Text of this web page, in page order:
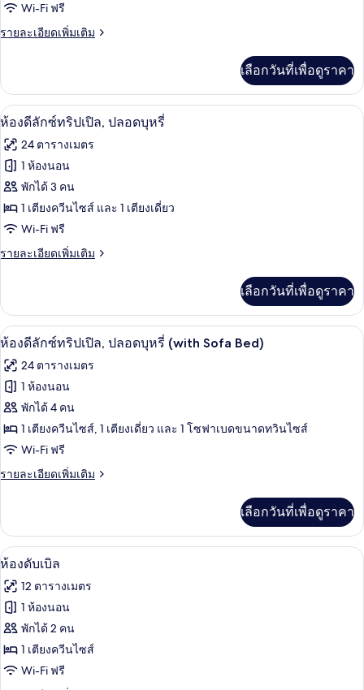
แฟ
มิ
ปลอด
บุหรี่
(Tatami)
Wi-Fi ฟรี
รายละเอียดเพิ่มเติม
ราย
เกี่ยว
กับ
ห้อง
มิ
ลี่,
ปลอด
บุหรี่
(Tatami)
เลือกวันที่เพื่อดูราคา
เปิด
ภาพถ่าย
ทั้งหมด
ของ
ห้อง
ดี
ลัก
ทริปเปิล,
ปลอด
บุหรี่
ห้องดีลักซ์ทริปเปิล, ปลอดบุหรี่ | โต๊ะท
7
ห้องดีลักซ์ทริปเปิล, ปลอดบุหรี่
24 ตารางเมตร
1 ห้องนอน
พักได้ 3 คน
1 เตียงควีนไซส์ และ 1 เตียงเดี่ยว
Wi-Fi ฟรี
รายละเอียดเพิ่มเติม
ราย
เกี่ยว
กับ
ห้อง
ลัก
ซ์
ทริปเปิล,
ปลอด
บุหรี่
เลือกวันที่เพื่อดูราคา
เปิด
ภาพถ่าย
ทั้งหมด
ของ
ห้อง
ดี
ลัก
ทริปเปิล,
ปลอด
บุหรี่
(with
Sofa
Bed)
ห้องดีลักซ์ทริปเปิล, ปลอดบุหรี่ (with
9
ห้องดีลักซ์ทริปเปิล, ปลอดบุหรี่ (with Sofa Bed)
24 ตารางเมตร
1 ห้องนอน
พักได้ 4 คน
1 เตียงควีนไซส์, 1 เตียงเดี่ยว และ 1 โซฟาเบดขนาดทวินไซส์
Wi-Fi ฟรี
รายละเอียดเพิ่มเติม
ราย
เกี่ยว
กับ
ห้อง
ลัก
ซ์
ทริปเปิล,
ปลอด
บุหรี่
(with
Sofa
เลือกวันที่เพื่อดูราคา
เปิด
ภาพถ่าย
ทั้งหมด
ของ
ห้อง
ดับเบิล
ห้องดับเบิล | โต๊ะทำงาน, พื้นที่ทำงาน
9
ห้องดับเบิล
12 ตารางเมตร
1 ห้องนอน
พักได้ 2 คน
1 เตียงควีนไซส์
Wi-Fi ฟรี